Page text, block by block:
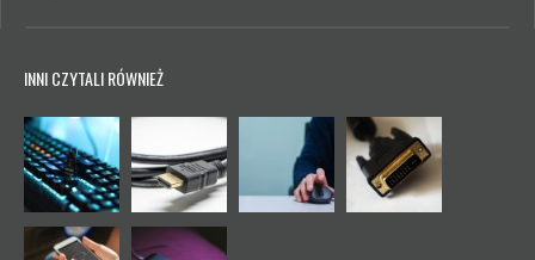
INNI CZYTALI RÓWNIEŻ